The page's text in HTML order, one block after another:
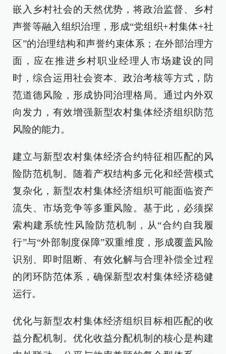
嵌入乡村社会的天然优势，将政治监督、乡村
声誉等融入组织治理，形成“党组织+村集体+社
区”的治理结构和声誉约束体系；在外部治理方
面，应在推进乡村职业经理人市场建设的同
时，综合运用社会资本、政治考核等方式，防
范道德风险，形成协同治理格局。通过内外双
向发力，有效增强新型农村集体经济组织防范
风险的能力。
建立与新型农村集体经济合约特征相匹配的风
险防范机制。随着产权结构多元化和经营模式
复杂化，新型农村集体经济组织可能面临资产
流失、市场竞争等多重风险。基于此，必须探
索构建系统性风险防范机制，从“合约自我履
行”与“外部制度保障”双重维度，形成覆盖风险
识别、即时阻断、有效化解与合理补偿全过程
的闭环防范体系，确保新型农村集体经济稳健
运行。
优化与新型农村集体经济组织目标相匹配的收
益分配机制。优化收益分配机制的核心是构建